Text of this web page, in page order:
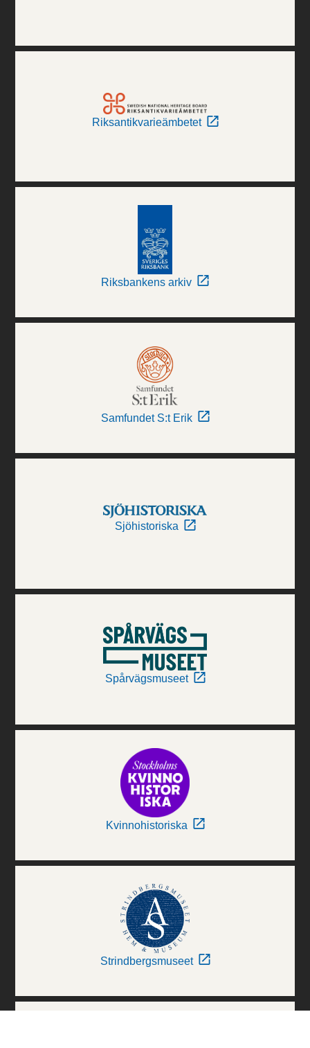
Riksantikvarieämbetet
Riksbankens arkiv
Samfundet S:t Erik
Sjöhistoriska
Spårvägsmuseet
Kvinnohistoriska
Strindbergsmuseet